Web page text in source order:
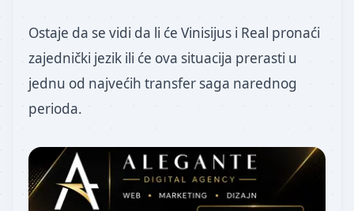
Ostaje da se vidi da li će Vinisijus i Real pronaći
zajednički jezik ili će ova situacija prerasti u
jednu od najvećih transfer saga narednog
perioda.